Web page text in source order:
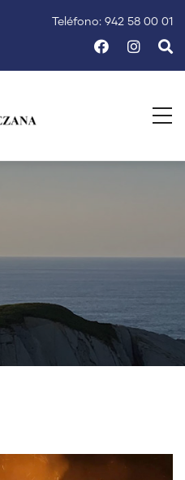
Teléfono: 942 58 00 01